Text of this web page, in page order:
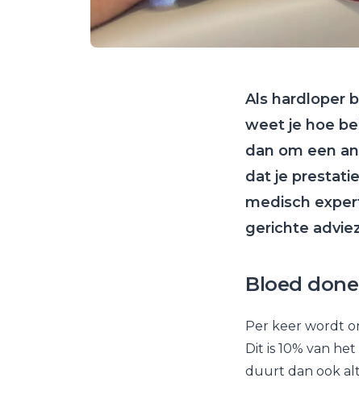
Als hardloper
weet je hoe
dan om een
dat je
medisch
gerichte
Bloed
Per keer wordt
Dit is 10% van
duurt dan ook